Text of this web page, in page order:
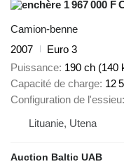
1 967 000 F
Camion-benne
2007
Euro 3
Puissance 190 ch (140
Capacité de charge 12
Configuration de l'essieu
Lituanie, Utena
Auction Baltic UAB